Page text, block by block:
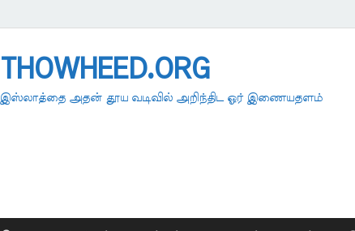
THOWHEED.ORG
இஸ்லாத்தை அதன் தூய வடிவில் அறிந்திட ஓர் இணையதளம்